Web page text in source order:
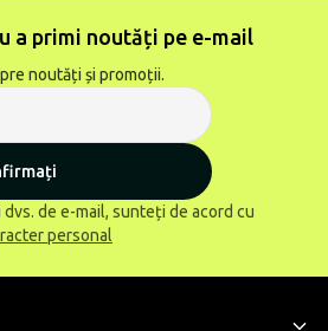
a primi noutăți pe e-mail
noutăți și promoții.
de e-mail, sunteți de acord cu
personal